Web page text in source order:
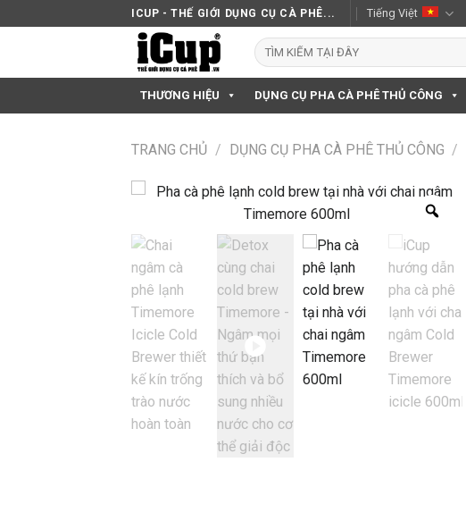
to
ICUP - THẾ GIỚI DỤNG CỤ CÀ PHÊ... Tiếng Việt
Tìm
kiếm:
THƯƠNG HIỆU DỤNG CỤ PHA CÀ PHÊ THỦ CÔNG
TRANG CHỦ / DỤNG CỤ PHA CÀ PHÊ THỦ CÔNG /